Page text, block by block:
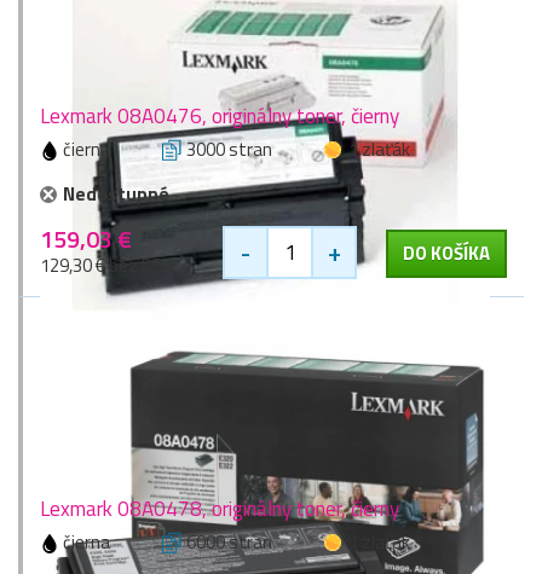
Lexmark 08A0476, originálny toner, čierny
čierna 3000 stran
1 zlaťák
Nedostupné
159,03 €
129,30 € bez DPH - + DO KOŠÍKA
Lexmark 08A0478, originálny toner, čierny
čierna 6000 stran
1 zlaťák